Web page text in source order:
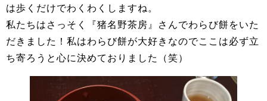
は歩くだけでわくわくしますね。
私たちはさっそく『猪名野茶房』さんでわらび餅をいた
だきました！私はわらび餅が大好きなのでここは必ず立
ち寄ろうと心に決めておりました（笑）